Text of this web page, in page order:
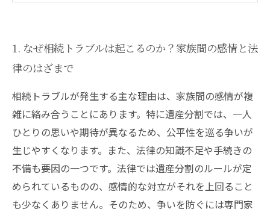
導く方法
5. 成功事例に学ぶ！公平かつ円満な相続解決の
ための最終まとめ
6. 相続トラブルを未然に防ぐために今からでき
る対策とは？
7. 専門家が教える、相続問題で絶対に避けるべ
き失敗とは？
1. なぜ相続トラブルは起こるのか？家族間の感情と法
律のはざまで
相続トラブルが発生する主な理由は、家族間の感情が複
雑に絡み合うことにあります。特に遺産分割では、一人
ひとりの思いや期待が異なるため、公平性を巡る争いが
生じやすくなります。また、法律の知識不足や手続きの
不備も要因の一つです。法律では遺産分割のルールが定
められているものの、感情的な対立がそれを上回ること
も少なくありません。そのため、争いを防ぐには専門家